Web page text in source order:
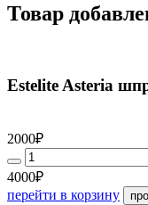
Товар
Estelite Asteria
2000₽
4000₽
перейти в корзину